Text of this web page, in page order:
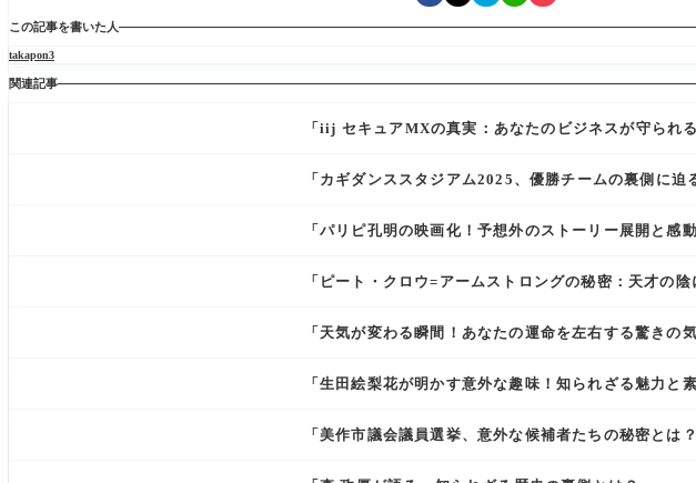
この記事を書いた人
takapon3
関連記事
「iij セキュアMXの真実：あなたのビジネスが守られ
「カギダンススタジアム2025、優勝チームの裏側に迫
「パリピ孔明の映画化！予想外のストーリー展開と感動
「ピート・クロウ=アームストロングの秘密：天才の陰
「天気が変わる瞬間！あなたの運命を左右する驚きの
「生田絵梨花が明かす意外な趣味！知られざる魅力と
「美作市議会議員選挙、意外な候補者たちの秘密とは？